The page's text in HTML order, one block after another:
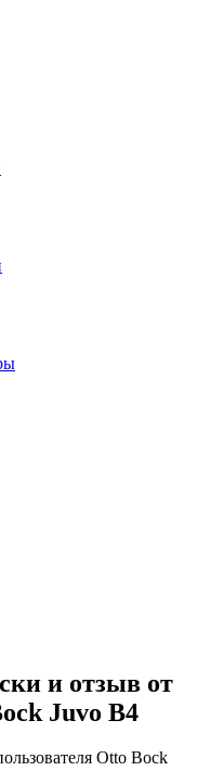
и отзыв от
Juvo B4